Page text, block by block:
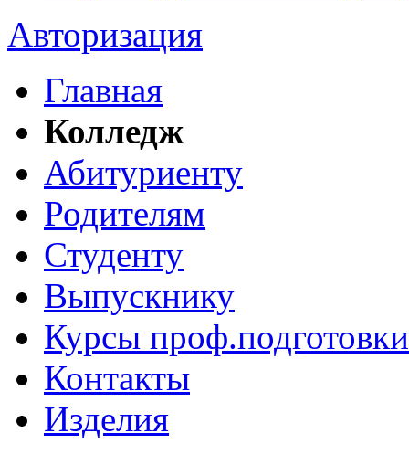
Авторизация
Главная
Колледж
Абитуриенту
Родителям
Студенту
Выпускнику
Курсы проф.подготовки
Контакты
Изделия